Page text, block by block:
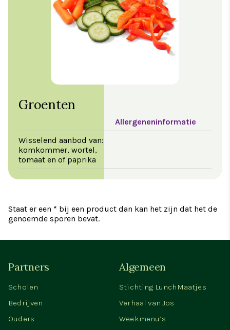
Groenten
Allergeneninformatie
Wisselend aanbod van:
komkommer, wortel,
tomaat en of paprika
Staat er een * bij een product dan kan het zijn dat het de
genoemde sporen bevat.
Partners
Scholen
Bedrijven
Ouders
Algemeen
Stichting LunchMaatjes
Verhaal van Jos
Weekmenu’s